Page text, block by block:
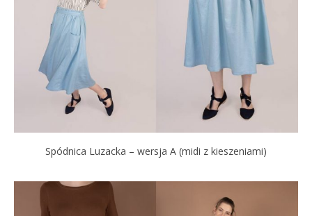
Spódnica Luzacka – wersja A (midi z kieszeniami)